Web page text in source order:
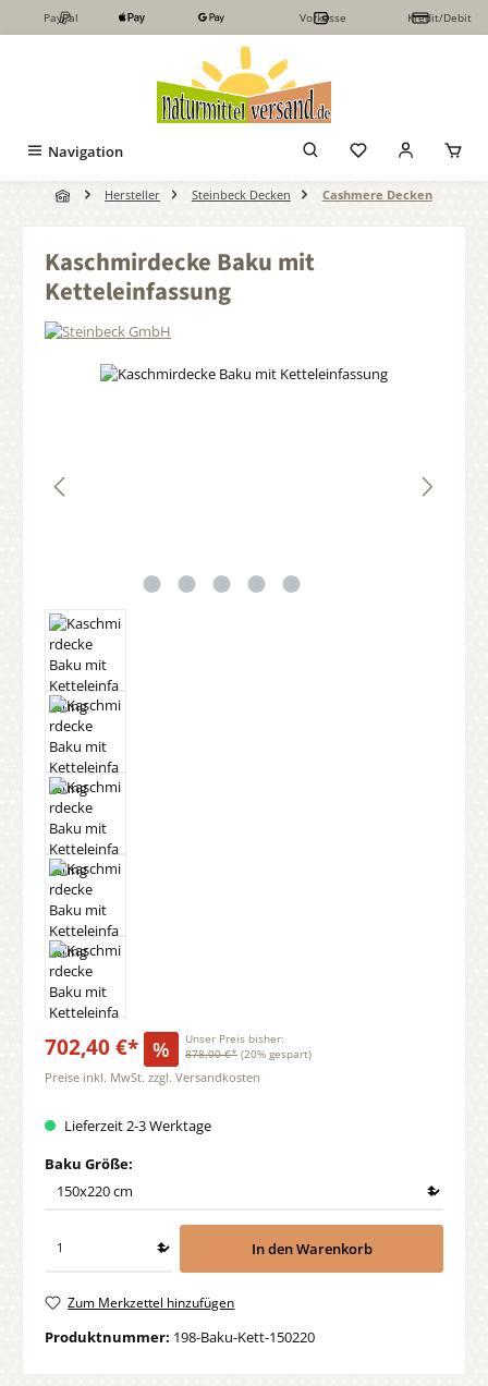
Zum Hauptinhalt springen
PayPal Vorkasse Kredit/Debit
Navigation
Hersteller Steinbeck Decken Cashmere Decken
Kaschmirdecke Baku mit
Ketteleinfassung
Bildergalerie überspringen
702,40 €* %
Unser Preis bisher:
878,00 €* (20% gespart)
Preise inkl. MwSt. zzgl. Versandkosten
Lieferzeit 2-3 Werktage
Baku Größe:
In den Warenkorb
Zum Merkzettel hinzufügen
Produktnummer: 198-Baku-Kett-150220